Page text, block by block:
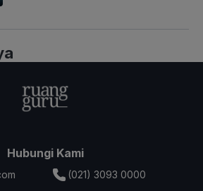
Hubungi Kami
(021) 3093 0000